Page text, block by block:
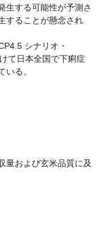
生する可能性が予測さ
することが懸念され
シナリオ・
て日本全国で下痢症
る。
量および玄米品質に及